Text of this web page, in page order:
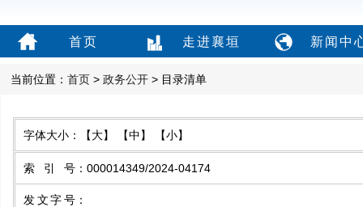
首页 走进襄垣 新闻中
当前位置： 首页 > 政务公开 > 目录清单
字体大小： 【大】 【中】 【小】
索引号 ： 000014349/2024-04174
发文字号 ：